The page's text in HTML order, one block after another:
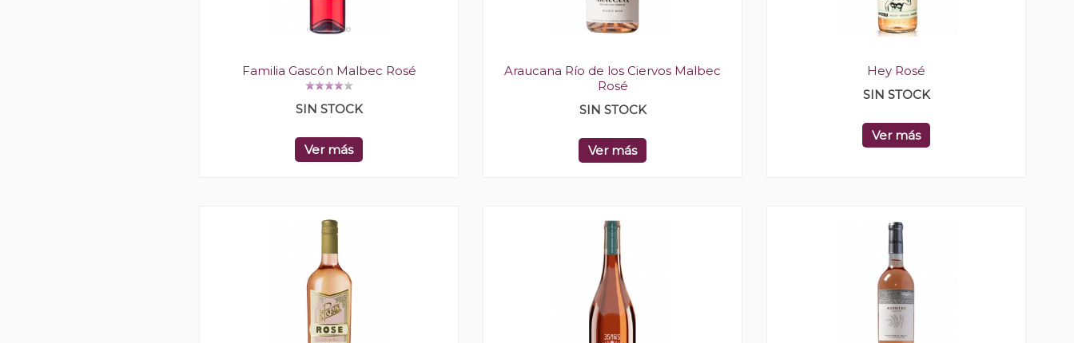
Familia Gascón Malbec Rosé
SIN STOCK
Ver más
Araucana Río de los Ciervos Malbec
Rosé
SIN STOCK
Ver más
Hey Rosé
SIN STOCK
Ver más